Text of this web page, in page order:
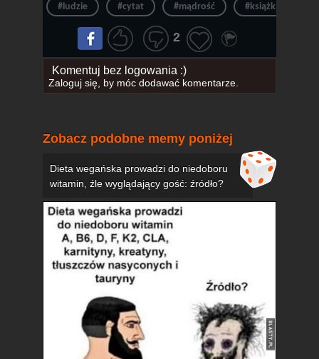
#ludzie #cytat #mądrość #książka
2
Komentuj bez logowania :)
Zaloguj się, by móc dodawać komentarze.
Zobacz podobne memy poniżej
Dieta wegańska prowadzi do niedoboru
witamin, źle wyglądający gość: źródło?